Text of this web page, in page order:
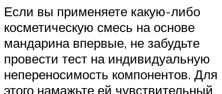
Если вы применяете какую-либо
косметическую смесь на основе
мандарина впервые, не забудьте
провести тест на индивидуальную
непереносимость компонентов. Для
этого намажьте ей чувствительный